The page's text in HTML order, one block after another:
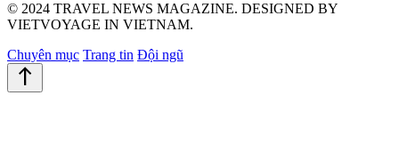
© 2024 TRAVEL NEWS MAGAZINE. DESIGNED BY
VIETVOYAGE IN VIETNAM.
Chuyên mục Trang tin Đội ngũ
north